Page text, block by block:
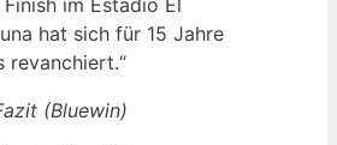
Finish im Estadio El
hat sich für 15 Jahre
revanchiert.“
(Bluewin)